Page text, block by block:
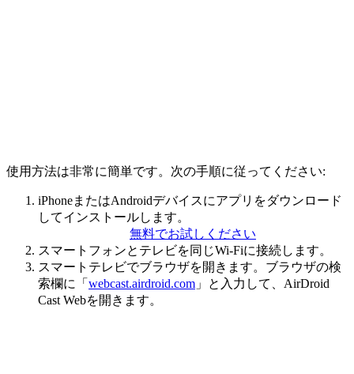
使用方法は非常に簡単です。次の手順に従ってください:
iPhoneまたはAndroidデバイスにアプリをダウンロード
してインストールします。
無料でお試しください
スマートフォンとテレビを同じWi-Fiに接続します。
スマートテレビでブラウザを開きます。ブラウザの検
索欄に「 webcast.airdroid.com 」と入力して、AirDroid
Cast Webを開きます。